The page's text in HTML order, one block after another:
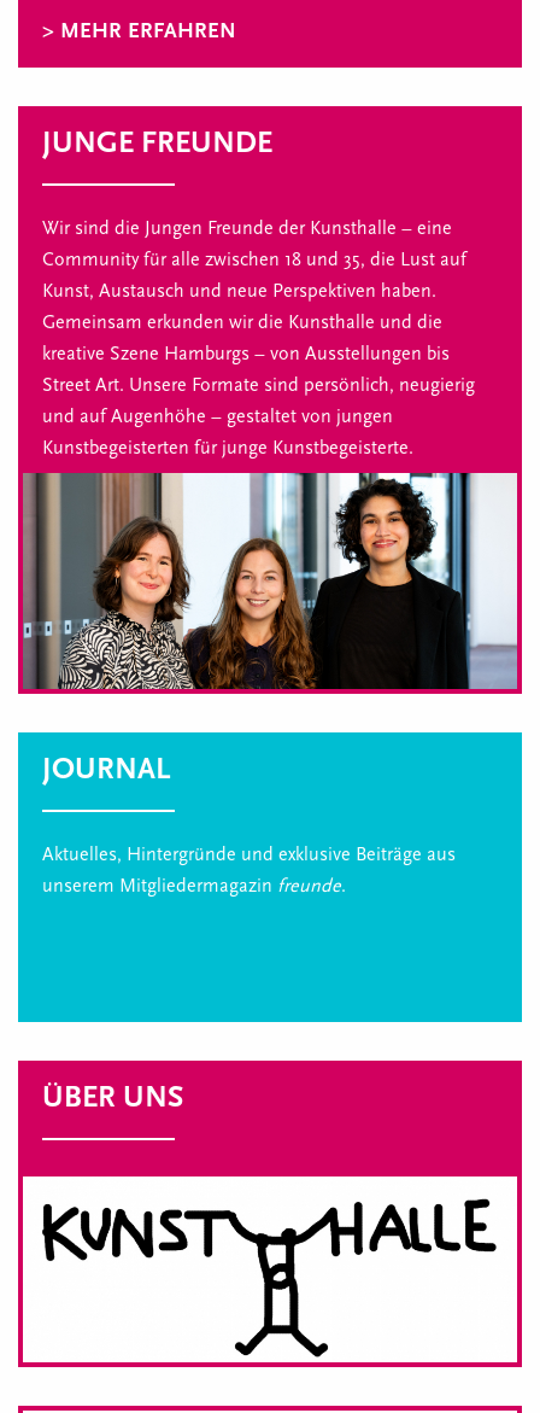
> MEHR ERFAHREN
JUNGE FREUNDE
Wir sind die Jungen Freunde der Kunsthalle – eine
Community für alle zwischen 18 und 35, die Lust auf
Kunst, Austausch und neue Perspektiven haben.
Gemeinsam erkunden wir die Kunsthalle und die
kreative Szene Hamburgs – von Ausstellungen bis
Street Art. Unsere Formate sind persönlich, neugierig
und auf Augenhöhe – gestaltet von jungen
Kunstbegeisterten für junge Kunstbegeisterte.
JOURNAL
Aktuelles, Hintergründe und exklusive Beiträge aus
unserem Mitgliedermagazin freunde.
ÜBER UNS